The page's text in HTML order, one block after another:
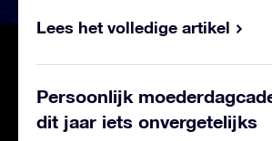
Lees het volledige artikel
Persoonlijk
dit jaar iets onvergetelijks